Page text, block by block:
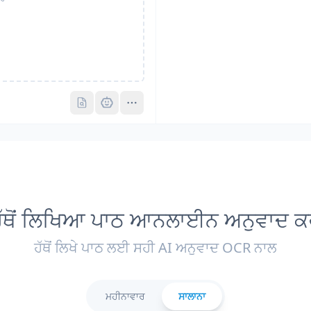
Pro
ਲਿਖਿਆ ਪਾਠ ਆਨਲਾਈਨ ਅਨੁਵਾਦ
ਹੱਥੋਂ ਲਿਖੇ ਪਾਠ ਲਈ ਸਹੀ AI ਅਨੁਵਾਦ OCR ਨਾਲ
ਮਹੀਨਾਵਾਰ ਸਾਲਾਨਾ